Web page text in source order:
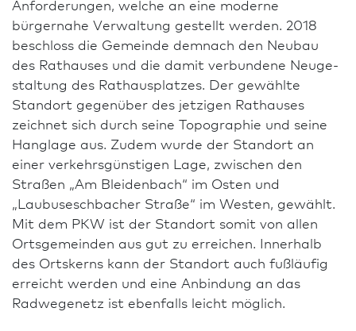
Anforderungen, welche an eine moderne
bürgernahe Verwaltung gestellt werden. 2018
beschloss die Gemeinde demnach den Neu­bau
des Rathauses und die damit verbundene Neu­ge­
staltung des Rathausplatzes. Der gewählte
Standort gegenüber des jetzigen Rathauses
zeichnet sich durch seine Topographie und seine
Hanglage aus. Zudem wurde der Standort an
einer verkehrsgünstigen Lage, zwischen den
Straßen „Am Bleidenbach“ im Osten und
„Laubuseschbacher Straße“ im Westen, gewählt.
Mit dem PKW ist der Standort somit von allen
Ortsgemeinden aus gut zu erreichen. Innerhalb
des Ortskerns kann der Standort auch fußläufig
erreicht werden und eine Anbindung an das
Radwegenetz ist ebenfalls leicht möglich.